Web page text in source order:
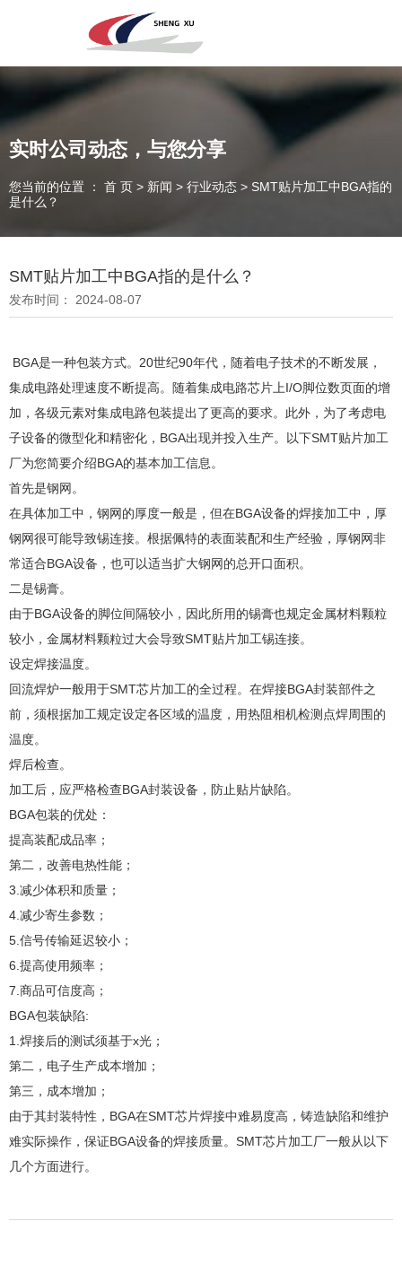
深圳市圣旭电子科技有限公司，主营SMT贴片、DIP插件、组装来料
加工及代工代料PCBA业务！欢迎咨询！
专注于贴片加工、SMT贴片加工生产
PCBA一站式服务商
全国咨询电话：
0755-26686106
实时公司动态，与您分享
您当前的位置 ： 首 页 > 新闻 > 行业动态 > SMT贴片加工中BGA指的
是什么？
SMT贴片加工中BGA指的是什么？
发布时间： 2024-08-07
BGA是一种包装方式。20世纪90年代，随着电子技术的不断发展，
集成电路处理速度不断提高。随着集成电路芯片上I/O脚位数页面的增
加，各级元素对集成电路包装提出了更高的要求。此外，为了考虑电
子设备的微型化和精密化，BGA出现并投入生产。以下SMT贴片加工
厂为您简要介绍BGA的基本加工信息。
首先是钢网。
在具体加工中，钢网的厚度一般是，但在BGA设备的焊接加工中，厚
钢网很可能导致锡连接。根据佩特的表面装配和生产经验，厚钢网非
常适合BGA设备，也可以适当扩大钢网的总开口面积。
二是锡膏。
由于BGA设备的脚位间隔较小，因此所用的锡膏也规定金属材料颗粒
较小，金属材料颗粒过大会导致SMT贴片加工锡连接。
设定焊接温度。
回流焊炉一般用于SMT芯片加工的全过程。在焊接BGA封装部件之
前，须根据加工规定设定各区域的温度，用热阻相机检测点焊周围的
温度。
焊后检查。
加工后，应严格检查BGA封装设备，防止贴片缺陷。
BGA包装的优处：
提高装配成品率；
第二，改善电热性能；
3.减少体积和质量；
4.减少寄生参数；
5.信号传输延迟较小；
6.提高使用频率；
7.商品可信度高；
BGA包装缺陷:
1.焊接后的测试须基于x光；
第二，电子生产成本增加；
第三，成本增加；
由于其封装特性，BGA在SMT芯片焊接中难易度高，铸造缺陷和维护
难实际操作，保证BGA设备的焊接质量。SMT芯片加工厂一般从以下
几个方面进行。